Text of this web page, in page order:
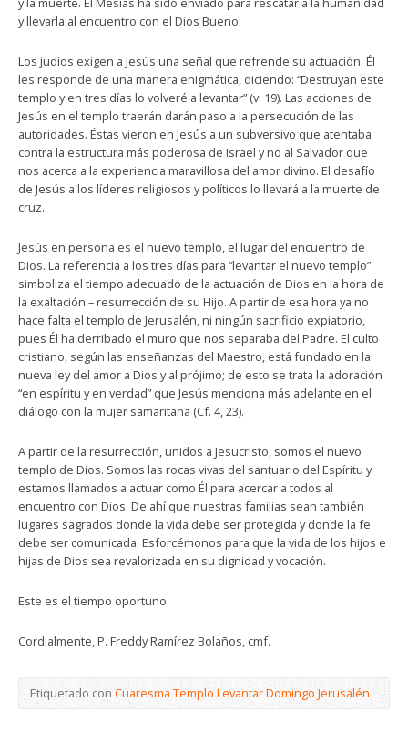
y llevarla al encuentro con el Dios Bueno.
Los judíos exigen a Jesús una señal que refrende su actuación. Él
les responde de una manera enigmática, diciendo: “Destruyan este
templo y en tres días lo volveré a levantar” (v. 19). Las acciones de
Jesús en el templo traerán darán paso a la persecución de las
autoridades. Éstas vieron en Jesús a un subversivo que atentaba
contra la estructura más poderosa de Israel y no al Salvador que
nos acerca a la experiencia maravillosa del amor divino. El desafío
de Jesús a los líderes religiosos y políticos lo llevará a la muerte de
cruz.
Jesús en persona es el nuevo templo, el lugar del encuentro de
Dios. La referencia a los tres días para “levantar el nuevo templo”
simboliza el tiempo adecuado de la actuación de Dios en la hora de
la exaltación – resurrección de su Hijo. A partir de esa hora ya no
hace falta el templo de Jerusalén, ni ningún sacrificio expiatorio,
pues Él ha derribado el muro que nos separaba del Padre. El culto
cristiano, según las enseñanzas del Maestro, está fundado en la
nueva ley del amor a Dios y al prójimo; de esto se trata la adoración
“en espíritu y en verdad” que Jesús menciona más adelante en el
diálogo con la mujer samaritana (Cf. 4, 23).
A partir de la resurrección, unidos a Jesucristo, somos el nuevo
templo de Dios. Somos las rocas vivas del santuario del Espíritu y
estamos llamados a actuar como Él para acercar a todos al
encuentro con Dios. De ahí que nuestras familias sean también
lugares sagrados donde la vida debe ser protegida y donde la fe
debe ser comunicada. Esforcémonos para que la vida de los hijos e
hijas de Dios sea revalorizada en su dignidad y vocación.
Este es el tiempo oportuno.
Cordialmente, P. Freddy Ramírez Bolaños, cmf.
Etiquetado conCuaresma Templo Levantar Domingo Jerusalén